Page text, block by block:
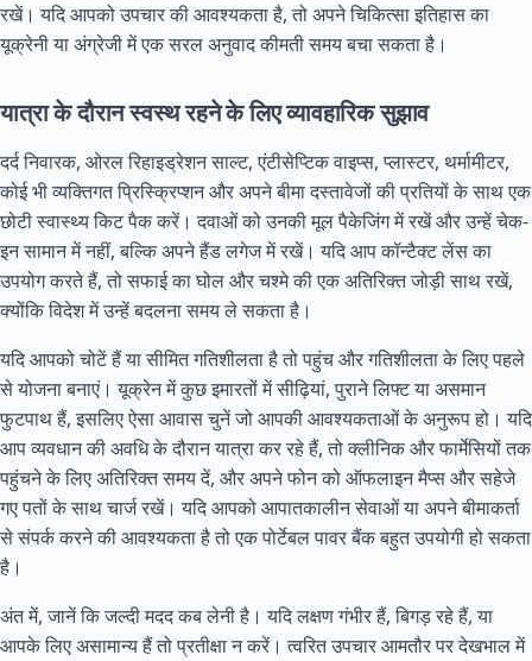
रखें। यदि आपको उपचार की आवश्यकता है, तो अपने चिकित्सा इतिहास का
यूक्रेनी या अंग्रेजी में एक सरल अनुवाद कीमती समय बचा सकता है।
यात्रा के दौरान स्वस्थ रहने के लिए व्यावहारिक सुझाव
दर्द निवारक, ओरल रिहाइड्रेशन साल्ट, एंटीसेप्टिक वाइप्स, प्लास्टर, थर्मामीटर,
कोई भी व्यक्तिगत प्रिस्क्रिप्शन और अपने बीमा दस्तावेजों की प्रतियों के साथ एक
छोटी स्वास्थ्य किट पैक करें। दवाओं को उनकी मूल पैकेजिंग में रखें और उन्हें चेक-
इन सामान में नहीं, बल्कि अपने हैंड लगेज में रखें। यदि आप कॉन्टैक्ट लेंस का
उपयोग करते हैं, तो सफाई का घोल और चश्मे की एक अतिरिक्त जोड़ी साथ रखें,
क्योंकि विदेश में उन्हें बदलना समय ले सकता है।
यदि आपको चोटें हैं या सीमित गतिशीलता है तो पहुंच और गतिशीलता के लिए पहले
से योजना बनाएं। यूक्रेन में कुछ इमारतों में सीढ़ियां, पुराने लिफ्ट या असमान
फुटपाथ हैं, इसलिए ऐसा आवास चुनें जो आपकी आवश्यकताओं के अनुरूप हो। यदि
आप व्यवधान की अवधि के दौरान यात्रा कर रहे हैं, तो क्लीनिक और फार्मेसियों तक
पहुंचने के लिए अतिरिक्त समय दें, और अपने फोन को ऑफलाइन मैप्स और सहेजे
गए पतों के साथ चार्ज रखें। यदि आपको आपातकालीन सेवाओं या अपने बीमाकर्ता
से संपर्क करने की आवश्यकता है तो एक पोर्टेबल पावर बैंक बहुत उपयोगी हो सकता
है।
अंत में, जानें कि जल्दी मदद कब लेनी है। यदि लक्षण गंभीर हैं, बिगड़ रहे हैं, या
आपके लिए असामान्य हैं तो प्रतीक्षा न करें। त्वरित उपचार आमतौर पर देखभाल में